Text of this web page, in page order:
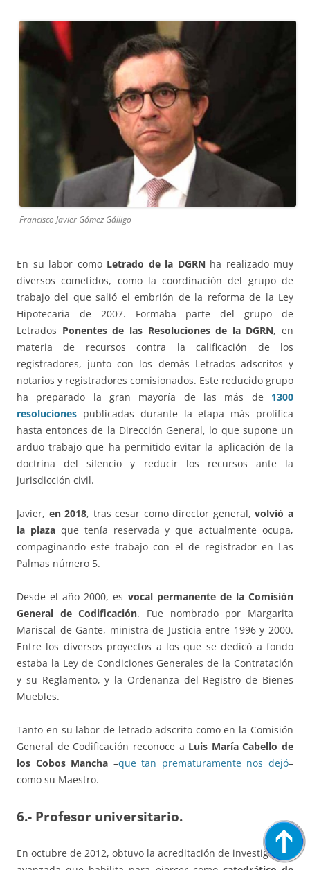
Francisco Javier Gómez Gálligo
En su labor como Letrado de la DGRNha realizado muy
diversos cometidos, como la coordinación del grupo de
trabajo del que salió el embrión de la reforma de la Ley
Hipotecaria de 2007. Formaba parte del grupo de
Letrados Ponentes de las Resoluciones de la DGRN, en
materia de recursos contra la calificación de los
registradores, junto con los demás Letrados adscritos y
notarios y registradores comisionados. Este reducido grupo
ha preparado la gran mayoría de las más de 1300
resoluciones publicadas durante la etapa más prolífica
hasta entonces de la Dirección General, lo que supone un
arduo trabajo que ha permitido evitar la aplicación de la
doctrina del silencio y reducir los recursos ante la
jurisdicción civil.
Javier, en 2018, tras cesar como director general,volvió a
la plazaque tenía reservada y que actualmente ocupa,
compaginando este trabajo con el de registrador en Las
Palmas número 5.
Desde el año 2000, es vocal permanente de la Comisión
General de Codificación. Fue nombrado por Margarita
Mariscal de Gante, ministra de Justicia entre 1996 y 2000.
Entre los diversos proyectos a los que se dedicó a fondo
estaba la Ley de Condiciones Generales de la Contratación
y su Reglamento, y la Ordenanza del Registro de Bienes
Muebles.
Tanto en su labor de letrado adscrito como en la Comisión
General de Codificación reconoce a Luis María Cabello de
los Cobos Mancha –que tan prematuramente nos dejó–
como su Maestro.
6.- Profesor universitario.
En octubre de 2012, obtuvo la acreditación de investigación